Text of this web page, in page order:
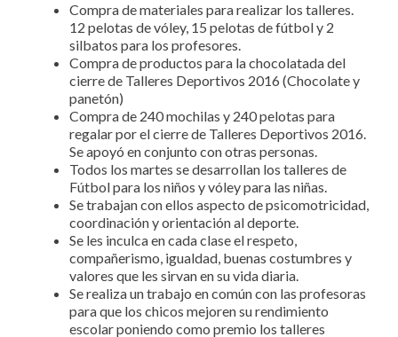
Compra de materiales para realizar los talleres.
12 pelotas de vóley, 15 pelotas de fútbol y 2
silbatos para los profesores.
Compra de productos para la chocolatada del
cierre de Talleres Deportivos 2016 (Chocolate y
panetón)
Compra de 240 mochilas y 240 pelotas para
regalar por el cierre de Talleres Deportivos 2016.
Se apoyó en conjunto con otras personas.
Todos los martes se desarrollan los talleres de
Fútbol para los niños y vóley para las niñas.
Se trabajan con ellos aspecto de psicomotricidad,
coordinación y orientación al deporte.
Se les inculca en cada clase el respeto,
compañerismo, igualdad, buenas costumbres y
valores que les sirvan en su vida diaria.
Se realiza un trabajo en común con las profesoras
para que los chicos mejoren su rendimiento
escolar poniendo como premio los talleres